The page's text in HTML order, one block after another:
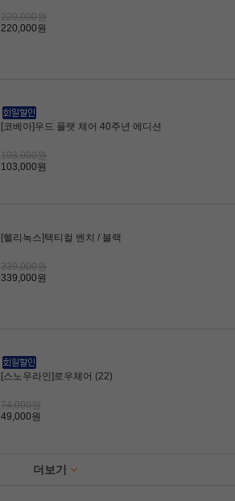
220,000원
220,000원
[코베아]우드 플랫 체어 40주년 에디션
103,000원
103,000원
[헬리녹스]택티컬 벤치 / 블랙
339,000원
339,000원
[스노우라인]로우체어 (22)
74,000원
49,000원
더보기